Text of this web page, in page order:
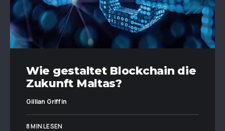
Wie gestaltet Blockchain die
Zukunft Maltas?
Gillian Griffin
8 MIN LESEN